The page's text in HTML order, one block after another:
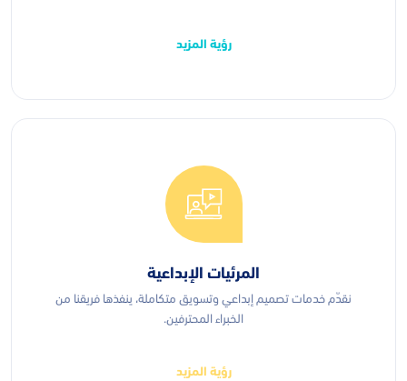
رؤية المزيد
المرئيات الإبداعية
نقدّم خدمات تصميم إبداعي وتسويق متكاملة، ينفذها فريقنا من
الخبراء المحترفين.
رؤية المزيد